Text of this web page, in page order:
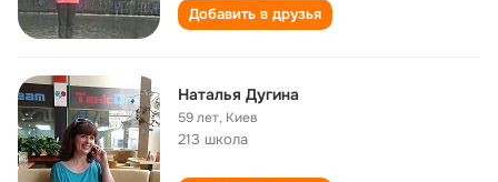
Добавить в друзья
Наталья Дугина
59 лет, Киев
213 школа